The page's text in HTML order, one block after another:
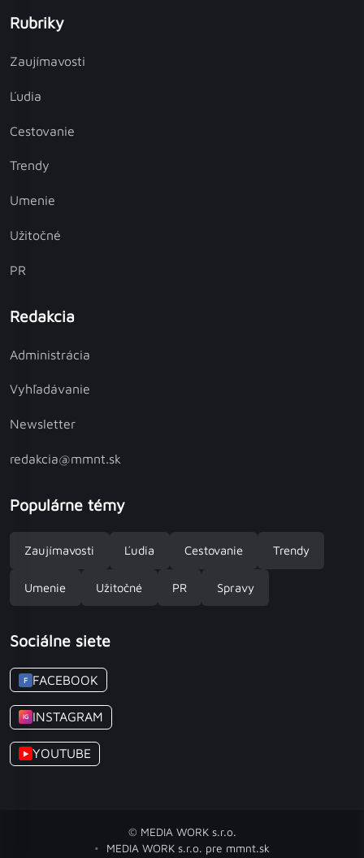
Rubriky
Zaujímavosti
Ľudia
Cestovanie
Trendy
Umenie
Užitočné
PR
Redakcia
Administrácia
Vyhľadávanie
Newsletter
redakcia@mmnt.sk
Populárne témy
Zaujímavosti Ľudia Cestovanie Trendy
Umenie Užitočné PR Spravy
Sociálne siete
F FACEBOOK
IG INSTAGRAM
▶ YOUTUBE
© MEDIA WORK s.r.o.
MEDIA WORK s.r.o. pre mmnt.sk